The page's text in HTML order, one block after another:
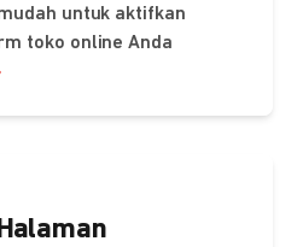
untuk aktifkan
toko online Anda